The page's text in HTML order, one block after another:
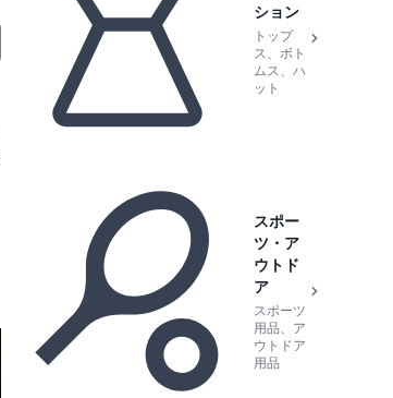
ション
トップ
ス、ボト
ムス、ハ
ット
スポー
ツ・ア
ウトド
ア
スポーツ
用品、ア
ウトドア
用品